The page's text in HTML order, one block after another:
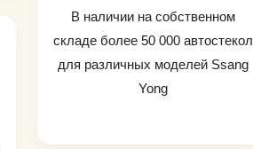
В наличии на собственном
складе более 50 000 автостекол
для различных моделей Ssang
Yong